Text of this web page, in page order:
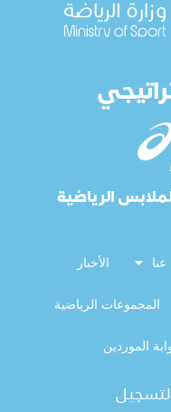
الرياضية
الأخبار
المجموعات الرياضية
الموردين